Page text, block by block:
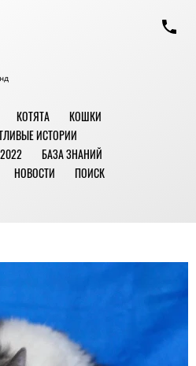
КОТЯТА
КОШКИ
ИСТОРИИ
БАЗА ЗНАНИЙ
НОВОСТИ
ПОИСК